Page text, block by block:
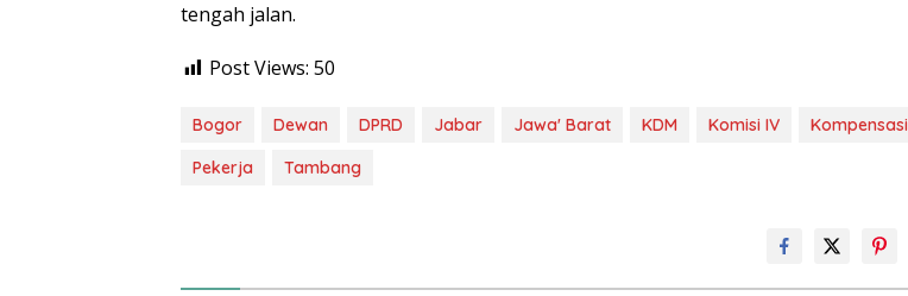
tengah jalan.
Post Views: 50
Bogor Dewan DPRD Jabar Jawa' Barat KDM Komisi IV
Kompensasi
Pekerja
Tambang